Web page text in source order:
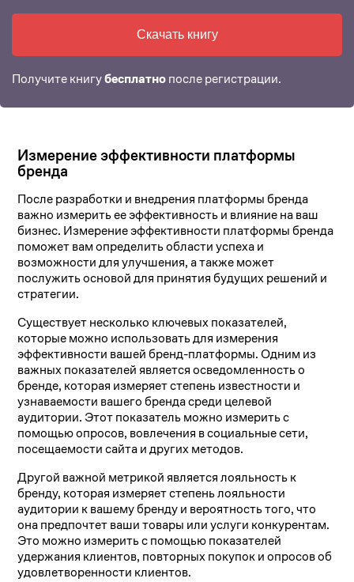
Скачать книгу
Получите книгубесплатнопосле регистрации.
Измерение эффективности платформы
бренда
После разработки и внедрения платформы бренда
важно измерить ее эффективность и влияние на ваш
бизнес. Измерение эффективности платформы бренда
поможет вам определить области успеха и
возможности для улучшения, а также может
послужить основой для принятия будущих решений и
стратегии.
Существует несколько ключевых показателей,
которые можно использовать для измерения
эффективности вашей бренд-платформы. Одним из
важных показателей является осведомленность о
бренде, которая измеряет степень известности и
узнаваемости вашего бренда среди целевой
аудитории. Этот показатель можно измерить с
помощью опросов, вовлечения в социальные сети,
посещаемости сайта и других методов.
Другой важной метрикой является лояльность к
бренду, которая измеряет степень лояльности
аудитории к вашему бренду и вероятность того, что
она предпочтет ваши товары или услуги конкурентам.
Это можно измерить с помощью показателей
удержания клиентов, повторных покупок и опросов об
удовлетворенности клиентов.